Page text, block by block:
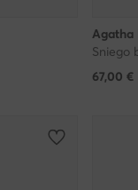
Agatha
Sniego
67,00 €